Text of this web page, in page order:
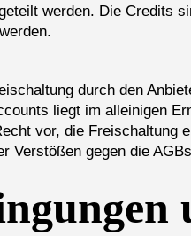
werden. Die Credits
durch den
liegt im alleinigen
vor, die
Verstößen gegen die